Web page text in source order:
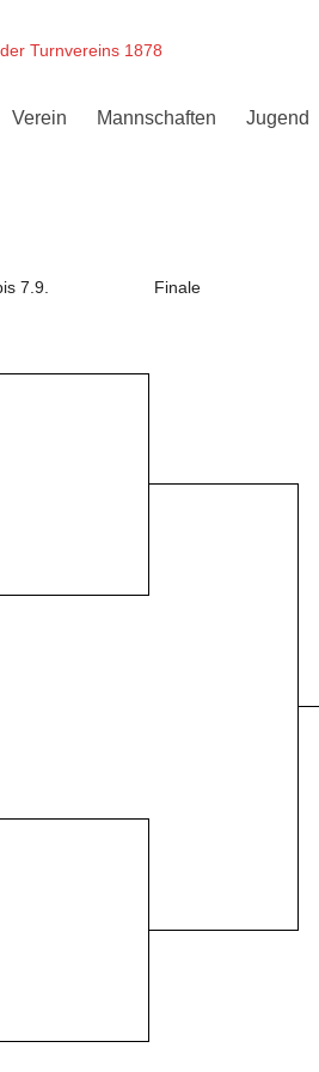
Turnvereins 1878
Verein Mannschaften Jugend
7.9. Finale